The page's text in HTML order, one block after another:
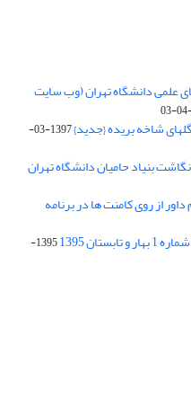
علمی دانشگاه تهران (وب سایت
شاخه بریده {جدید}
1397-03-
نگاشت بنیاد حامیان دانشگاه تهران
از روی کامنت ها در برنامه
1395-